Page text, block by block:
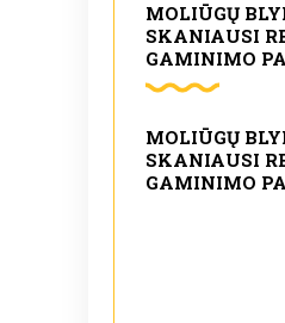
MOLIŪGŲ
SKANIAUSI
GAMINIMO
MOLIŪGŲ
SKANIAUSI
GAMINIMO